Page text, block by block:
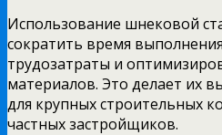
Использование шнековой
сократить время
трудозатраты и
материалов. Это делает их
для крупных строительных
частных застройщиков.